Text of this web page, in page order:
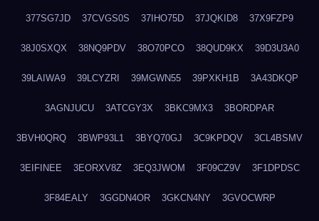
377SG7JD 37CVGS0S 37IHO75D 37JQKID8 37X9FZP9
38J0SXQX 38NQ9PDV 38O70PCO 38QUD9KX 39D3U3A0
39LAIWA9 39LCYZRI 39MGWN55 39PXKH1B 3A43DKQP
3AGNJUCU 3ATCGY3X 3BKC9MX3 3BORDPAR
3BVH0QRQ 3BWP93L1 3BYQ70GJ 3C9KPDQV 3CL4BSMV
3EIFINEE 3EORXV8Z 3EQ3JWOM 3F09CZ9V 3F1DPDSC
3F84EALY 3GGDN4OR 3GKCN4NY 3GVOCWRP